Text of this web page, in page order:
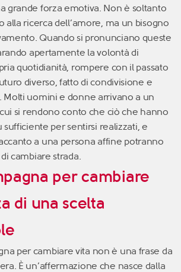
grande forza emotiva. Non è soltanto
alla ricerca dell’amore, ma un bisogno
Quando si pronunciano queste
apertamente la volontà di
quotidianità, rompere con il passato
diverso, fatto di condivisione e
Molti uomini e donne arrivano a un
si rendono conto che ciò che hanno
per sentirsi realizzati, e
a una persona affine potranno
cambiare strada.
per cambiare
di una scelta
per cambiare vita non è una frase da
È un’affermazione che nasce dalla